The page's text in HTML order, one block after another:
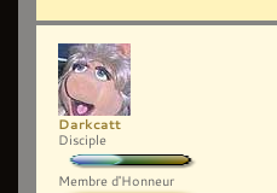
Darkcatt
Disciple
Membre d'Honneur